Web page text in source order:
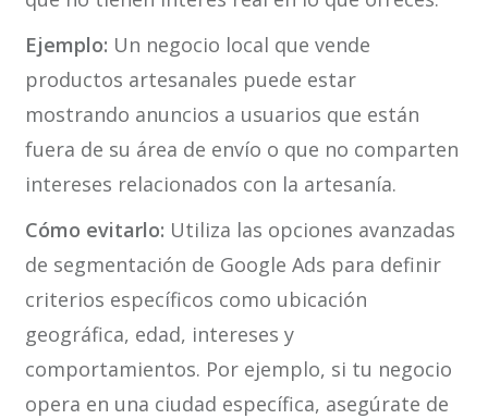
Ejemplo: Un negocio local que vende
productos artesanales puede estar
mostrando anuncios a usuarios que están
fuera de su área de envío o que no comparten
intereses relacionados con la artesanía.
Cómo evitarlo: Utiliza las opciones avanzadas
de segmentación de Google Ads para definir
criterios específicos como ubicación
geográfica, edad, intereses y
comportamientos. Por ejemplo, si tu negocio
opera en una ciudad específica, asegúrate de